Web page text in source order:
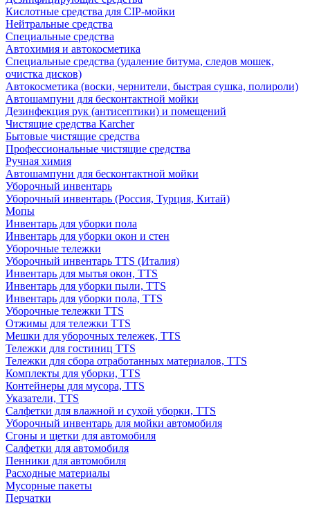
Кислотные средства для CIP-мойки
Нейтральные средства
Специальные средства
Автохимия и автокосметика
Специальные средства (удаление битума, следов мошек,
очистка дисков)
Автокосметика (воски, чернители, быстрая сушка, полироли)
Автошампуни для бесконтактной мойки
Дезинфекция рук (антисептики) и помещений
Чистящие средства Karcher
Бытовые чистящие средства
Профессиональные чистящие средства
Ручная химия
Автошампуни для бесконтактной мойки
Уборочный инвентарь
Уборочный инвентарь (Россия, Турция, Китай)
Мопы
Инвентарь для уборки пола
Инвентарь для уборки окон и стен
Уборочные тележки
Уборочный инвентарь TTS (Италия)
Инвентарь для мытья окон, TTS
Инвентарь для уборки пыли, TTS
Инвентарь для уборки пола, TTS
Уборочные тележки TTS
Отжимы для тележки TTS
Мешки для уборочных тележек, TTS
Тележки для гостиниц TTS
Тележки для сбора отработанных материалов, TTS
Комплекты для уборки, TTS
Контейнеры для мусора, TTS
Указатели, TTS
Салфетки для влажной и сухой уборки, TTS
Уборочный инвентарь для мойки автомобиля
Сгоны и щетки для автомобиля
Салфетки для автомобиля
Пенники для автомобиля
Расходные материалы
Мусорные пакеты
Перчатки